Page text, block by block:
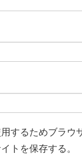
するためブラウ
トを保存する。